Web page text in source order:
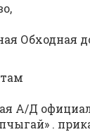
Обходная
А/Д
.